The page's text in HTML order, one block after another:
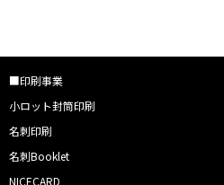
■印刷事業
小ロット封筒印刷
名刺印刷
名刺Booklet
NICECARD